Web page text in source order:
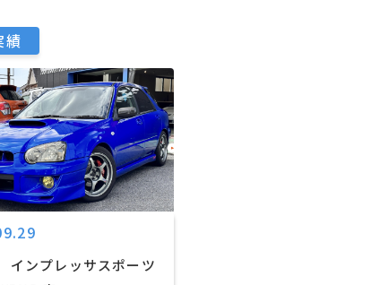
績
ンプレッサスポーツ